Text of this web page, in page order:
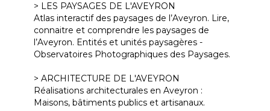
> LES PAYSAGES DE L'AVEYRON
Atlas interactif des paysages de l’Aveyron. Lire,
connaitre et comprendre les paysages de
l’Aveyron. Entités et unités paysagères -
Observatoires Photographiques des Paysages.
> ARCHITECTURE DE L'AVEYRON
Réalisations architecturales en Aveyron :
Maisons, bâtiments publics et artisanaux.